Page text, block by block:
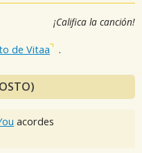
¡Califica la canción!
de Vitaa .
acordes